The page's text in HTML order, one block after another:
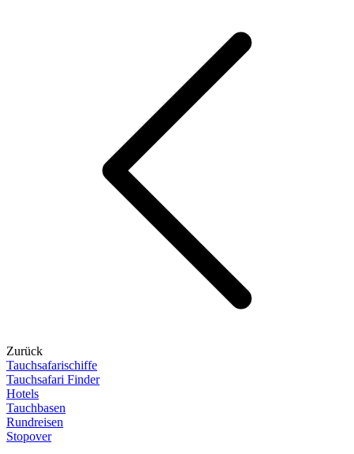
Zurück
Tauchsafarischiffe
Tauchsafari Finder
Hotels
Tauchbasen
Rundreisen
Stopover